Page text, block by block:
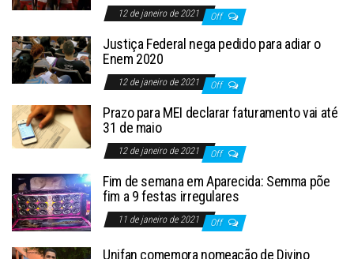
12 de janeiro de 2021 Off
Justiça Federal nega pedido para adiar o
Enem 2020
12 de janeiro de 2021 Off
Prazo para MEI declarar faturamento vai até
31 de maio
12 de janeiro de 2021 Off
Fim de semana em Aparecida: Semma põe
fim a 9 festas irregulares
11 de janeiro de 2021 Off
Unifan comemora nomeação de Divino